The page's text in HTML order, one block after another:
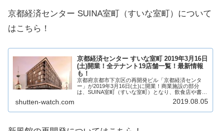
京都経済センター SUINA室町（すいな室町）について
はこちら！
京都経済センター すいな室町 2019年3月16日
(土)開業！全テナント19店舗一覧！最新情報
も！
京都府京都市下京区の再開発ビル「京都経済センタ
ー」が2019年3月16日(土)に開業！商業施設の部分
は、SUINA室町（すいな室町）となり、飲食店や書
店、ポケモンセンターなど全19テナントが出店！京都
産業会館を建て替える「京都経済百年の計」...
shutten-watch.com 2019.08.05